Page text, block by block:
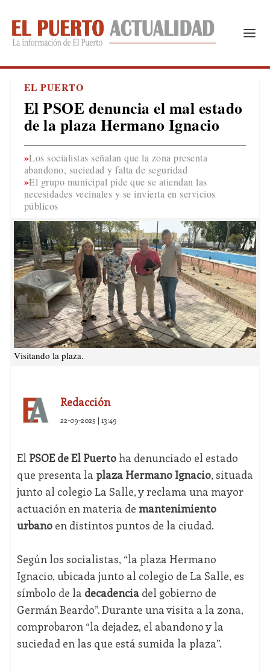
EL PUERTO
El PSOE denuncia el mal estado
de la plaza Hermano Ignacio
Los socialistas señalan que la zona presenta
abandono, suciedad y falta de seguridad
El grupo municipal pide que se atiendan las
necesidades vecinales y se invierta en servicios
públicos
Visitando la plaza.
Redacción
22-09-2025 | 13:49
El PSOE de El Puertoha denunciado el estado
que presenta la plaza Hermano Ignacio, situada
junto al colegio La Salle, y reclama una mayor
actuación en materia de mantenimiento
urbanoen distintos puntos de la ciudad.
Según los socialistas, “la plaza Hermano
Ignacio, ubicada junto al colegio de La Salle, es
símbolo de la decadenciadel gobierno de
Germán Beardo”. Durante una visita a la zona,
comprobaron “la dejadez, el abandono y la
suciedad en las que está sumida la plaza”.